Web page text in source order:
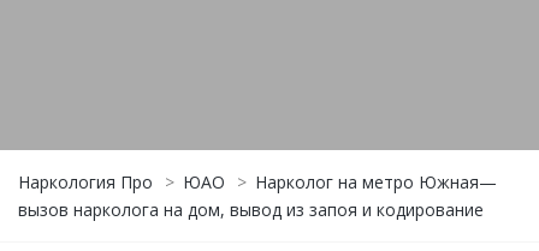
Наркология Про > ЮАО > Нарколог на метро Южная—
вызов нарколога на дом, вывод из запоя и кодирование